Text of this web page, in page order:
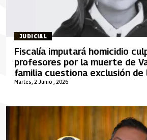
JUDICIAL
Martes, 2 Junio , 2026
Fiscalía imputará homicidio
profesores por la muerte de
familia cuestiona exclusión